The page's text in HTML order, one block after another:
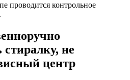
проводится контрольное
стиралку, не
центр